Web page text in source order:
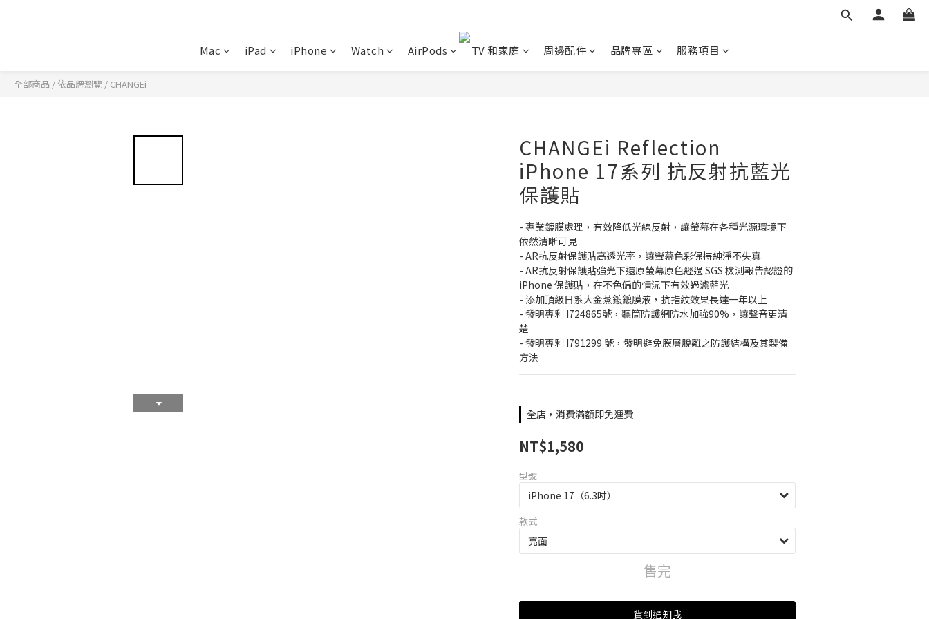
Mac iPad iPhone Watch AirPods TV 和家庭 周邊配件 品牌專區 服務項目
全部商品 /依品牌瀏覽 / CHANGEi
CHANGEi Reflection
iPhone 17系列 抗反射抗藍光
保護貼
- 專業鍍膜處理，有效降低光線反射，讓螢幕在各種光源環境下
依然清晰可見
- AR抗反射保護貼高透光率，讓螢幕色彩保持純淨不失真
- AR抗反射保護貼強光下還原螢幕原色經過 SGS 檢測報告認證的
iPhone 保護貼，在不色偏的情況下有效過濾藍光
- 添加頂級日系大金蒸鍍鍍膜液，抗指紋效果長達一年以上
- 發明專利 I724865號，聽筒防護網防水加強90%，讓聲音更清
楚
- 發明專利 I791299 號，發明避免膜層脫離之防護結構及其製備
方法
全店，消費滿額即免運費
NT$1,580
型號
款式
售完
貨到通知我